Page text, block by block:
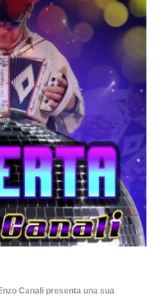
Canali presenta una sua